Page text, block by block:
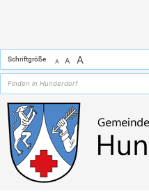
Schriftgröße A A A